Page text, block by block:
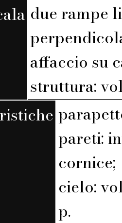
due rampe
affaccio su
struttura:
pareti:
cornice;
cielo:
p.